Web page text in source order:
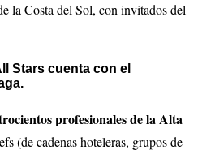
la Costa del Sol, con invitados del
Stars cuenta con el
profesionales de la Alta
(de cadenas hoteleras, grupos de